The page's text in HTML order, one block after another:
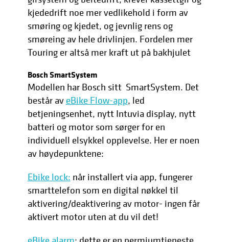
kjededrift noe mer vedlikehold i form av
smøring og kjedet, og jevnlig rens og
smøreing av hele drivlinjen. Fordelen mer
Touring er altså mer kraft ut på bakhjulet
Bosch SmartSystem
Modellen har Bosch sitt SmartSystem. Det
består av eBike Flow-app, led
betjeningsenhet, nytt Intuvia display, nytt
batteri og motor som sørger for en
individuell elsykkel opplevelse. Her er noen
av høydepunktene:
Ebike lock: når installert via app, fungerer
smarttelefon som en digital nøkkel til
aktivering/deaktivering av motor- ingen får
aktivert motor uten at du vil det!